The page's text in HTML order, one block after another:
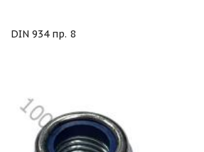
DIN 934 пр. 8